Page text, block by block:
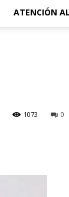
ATENCIÓN
0
1073